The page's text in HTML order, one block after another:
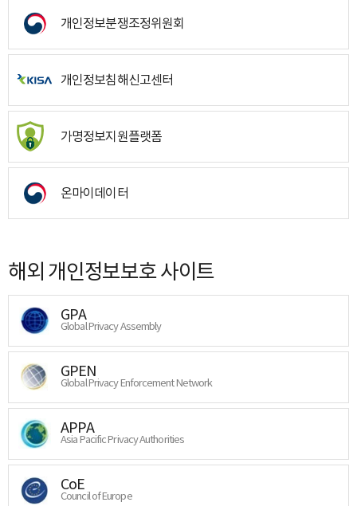
개인정보분쟁조정위원회
개인정보침해신고센터
가명정보지원플랫폼
온마이데이터
해외 개인정보보호 사이트
GPA
Global Privacy Assembly
GPEN
Global Privacy Enforcement Network
APPA
Asia Pacific Privacy Authorities
CoE
Council of Europe